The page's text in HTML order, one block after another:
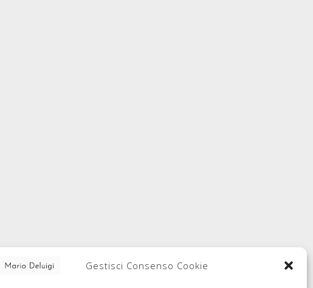
Gestisci Consenso Cookie